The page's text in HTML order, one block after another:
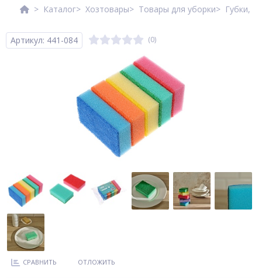
Каталог Хозтовары Товары для уборки Губки,
Артикул: 441-084 (0)
СРАВНИТЬ ОТЛОЖИТЬ